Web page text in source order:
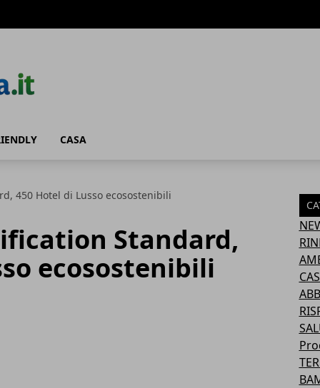
CASA
450 Hotel di Lusso ecosostenibili
Standard,
ecosostenibili